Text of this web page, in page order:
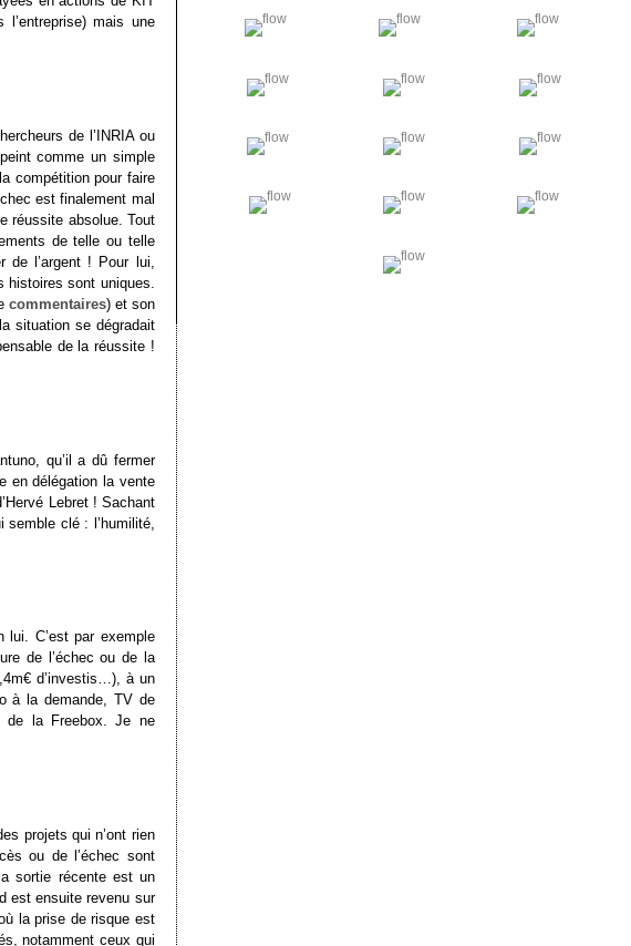
mais une
de l’INRIA ou
comme un simple
compétition pour faire
est finalement mal
réussite absolue. Tout
de telle ou telle
de l’argent ! Pour lui,
histoires sont uniques.
commentaires) et son
situation se dégradait
de la réussite !
qu’il a dû fermer
en délégation la vente
Lebret ! Sachant
clé : l’humilité,
C’est par exemple
de l’échec ou de la
d’investis…), à un
à la demande, TV de
de la Freebox. Je ne
projets qui n’ont rien
ou de l’échec sont
sortie récente est un
est ensuite revenu sur
la prise de risque est
notamment ceux qui